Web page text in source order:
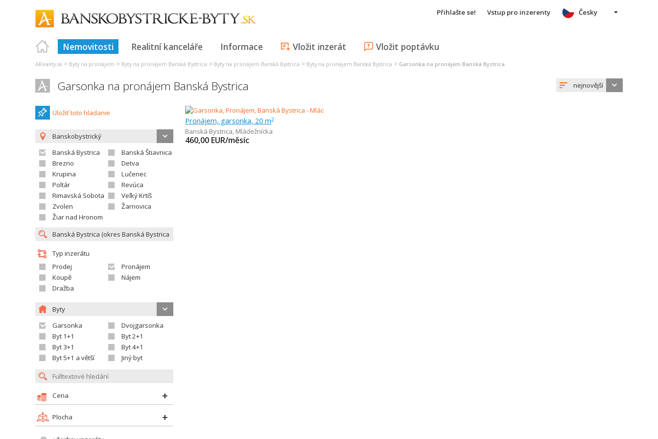
Přihlašte se! Vstup pro inzerenty
Nemovitosti Realitní kanceláře Informace Vložit inzerát Vložit poptávku
Česky
AReality.sk > Byty na pronájem > Byty na pronájem Banská Bystrica > Byty na pronájem Banská Bystrica > Byty na pronájem Banská Bystrica > Garsonka na pronájem Banská Bystrica
Garsonka na pronájem Banská Bystrica nejnovější
Uložiť toto hladanie
Banskobystrický
Banská Bystrica
Banská Štiavnica
Brezno
Detva
Krupina
Lučenec
Poltár
Revúca
Rimavská Sobota
Veľký Krtíš
Zvolen
Žarnovica
Žiar nad Hronom
Typ inzerátu
Prodej
Pronájem
Koupě
Nájem
Dražba
Byty
Garsonka
Dvojgarsonka
Byt 1+1
Byt 2+1
Byt 3+1
Byt 4+1
Byt 5+1 a větší
Jiný byt
Cena
Plocha
Pronájem, garsonka, 20 m2
Banská Bystrica, Mládežnícka
460,00 EUR/měsíc